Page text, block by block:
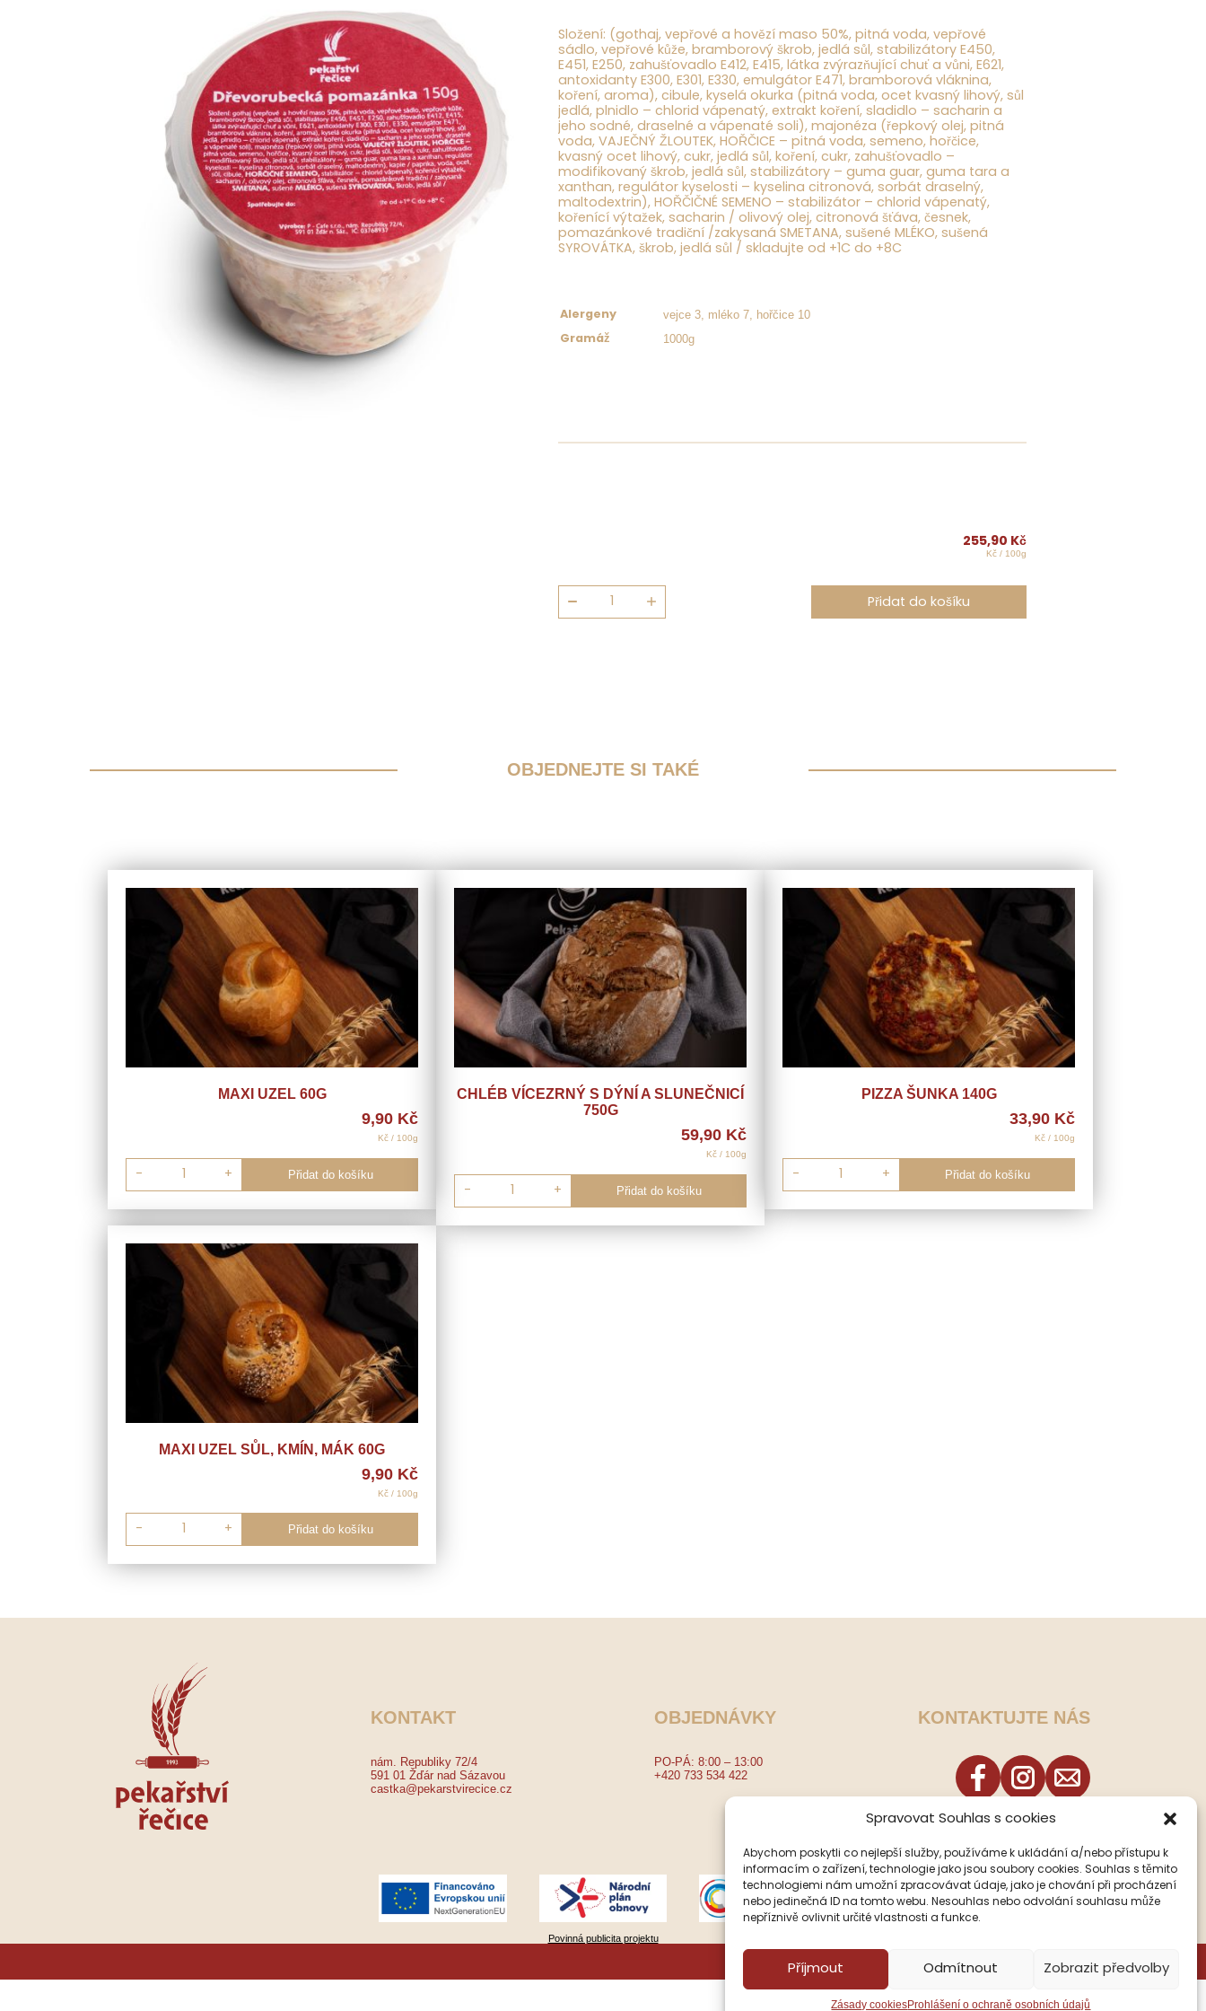
Spravovat Souhlas s cookies
Abychom poskytli co nejlepší služby, používáme k ukládání a/nebo přístupu k
informacím o zařízení, technologie jako jsou soubory cookies. Souhlas s těmito
technologiemi nám umožní zpracovávat údaje, jako je chování při procházení
nebo jedinečná ID na tomto webu. Nesouhlas nebo odvolání souhlasu může
nepříznivě ovlivnit určité vlastnosti a funkce.
Příjmout Odmítnout Zobrazit předvolby
Zásady cookiesProhlášení o ochraně osobních údajů
Složení: (gothaj, vepřové a hovězí maso 50%, pitná voda, vepřové
sádlo, vepřové kůže, bramborový škrob, jedlá sůl, stabilizátory E450,
E451, E250, zahušťovadlo E412, E415, látka zvýrazňující chuť a vůni, E621,
antoxidanty E300, E301, E330, emulgátor E471, bramborová vláknina,
koření, aroma), cibule, kyselá okurka (pitná voda, ocet kvasný lihový, sůl
jedlá, plnidlo – chlorid vápenatý, extrakt koření, sladidlo – sacharin a
jeho sodné, draselné a vápenaté soli), majonéza (řepkový olej, pitná
voda, VAJEČNÝ ŽLOUTEK, HOŘČICE – pitná voda, semeno, hořčice,
kvasný ocet lihový, cukr, jedlá sůl, koření, cukr, zahušťovadlo –
modifikovaný škrob, jedlá sůl, stabilizátory – guma guar, guma tara a
xanthan, regulátor kyselosti – kyselina citronová, sorbát draselný,
maltodextrin), HOŘČIČNÉ SEMENO – stabilizátor – chlorid vápenatý,
kořenící výtažek, sacharin / olivový olej, citronová šťáva, česnek,
pomazánkové tradiční /zakysaná SMETANA, sušené MLÉKO, sušená
SYROVÁTKA, škrob, jedlá sůl / skladujte od +1C do +8C
Alergeny vejce 3, mléko 7, hořčice 10
Gramáž 1000g
255,90 Kč
Kč / 100g
Dřevorubecká
pomazánka
Přidat do košíku
OBJEDNEJTE SI TAKÉ
MAXI UZEL 60G
9,90 Kč
Kč / 100g
- + Přidat do košíku
CHLÉB VÍCEZRNÝ S DÝNÍ A SLUNEČNICÍ
750G
59,90 Kč
Kč / 100g
- + Přidat do košíku
PIZZA ŠUNKA 140G
33,90 Kč
Kč / 100g
- + Přidat do košíku
MAXI UZEL SŮL, KMÍN, MÁK 60G
9,90 Kč
Kč / 100g
- + Přidat do košíku
KONTAKT
nám. Republiky 72/4
591 01 Žďár nad Sázavou
castka@pekarstvirecice.cz
OBJEDNÁVKY
PO-PÁ: 8:00 – 13:00
+420 733 534 422
KONTAKTUJTE NÁS
Povinná publicita projektu